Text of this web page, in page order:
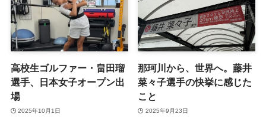
高校生ゴルファー・畠田瑠
選手、日本女子オープン出
場
2025年10月1日
那珂川から、世界へ。藤井
菜々子選手の快挙に感じた
こと
2025年9月23日